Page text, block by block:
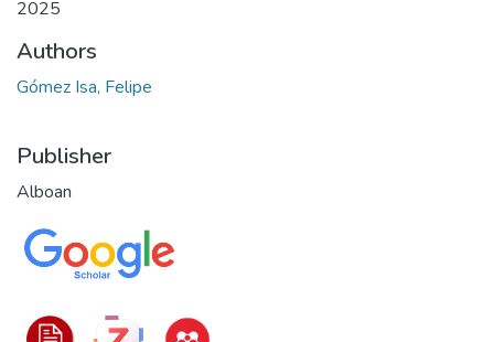
2025
Authors
Gómez Isa, Felipe
Publisher
Alboan